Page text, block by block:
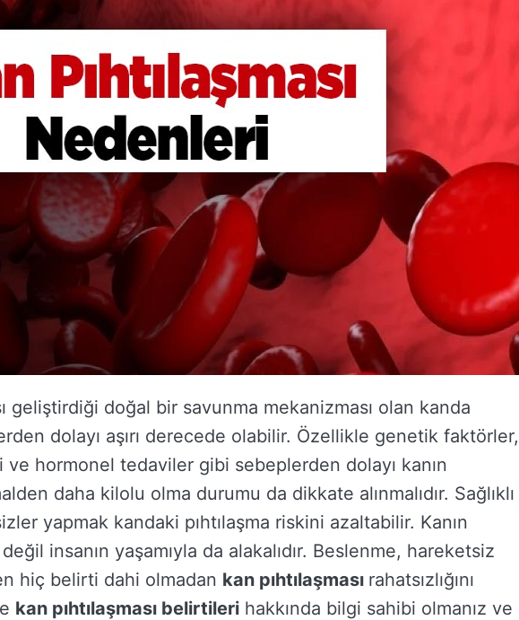
geliştirdiği doğal bir savunma mekanizması olan kanda
dolayı aşırı derecede olabilir. Özellikle genetik faktörler,
hormonel tedaviler gibi sebeplerden dolayı kanın
daha kilolu olma durumu da dikkate alınmalıdır. Sağlıklı
yapmak kandaki pıhtılaşma riskini azaltabilir. Kanın
insanın yaşamıyla da alakalıdır. Beslenme, hareketsiz
hiç belirti dahi olmadan kan pıhtılaşması rahatsızlığını
kan pıhtılaşması belirtileri hakkında bilgi sahibi olmanız ve